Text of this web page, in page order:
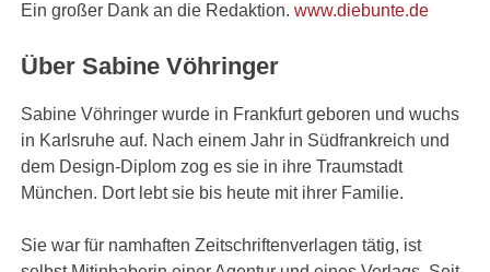
Ein großer Dank an die Redaktion.www.diebunte.de
Über Sabine Vöhringer
Sabine Vöhringer wurde in Frankfurt geboren und wuchs
in Karlsruhe auf. Nach einem Jahr in Südfrankreich und
dem Design-Diplom zog es sie in ihre Traumstadt
München. Dort lebt sie bis heute mit ihrer Familie.
Sie war für namhaften Zeitschriftenverlagen tätig, ist